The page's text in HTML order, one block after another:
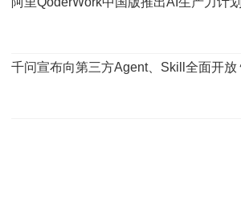
千问宣布向第三方Agent、Skill全面开放